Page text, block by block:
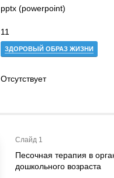
pptx (powerpoint)
11
ЗДОРОВЫЙ ОБРАЗ ЖИЗНИ
Отсутствует
Слайд 1
Песочная терапия в